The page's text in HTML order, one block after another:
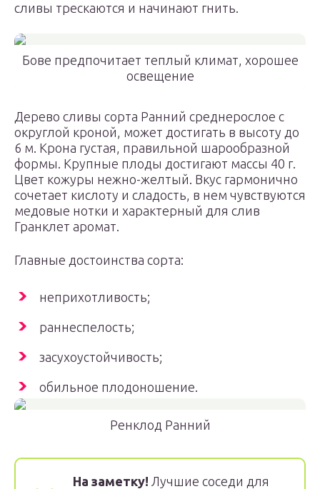
сливы трескаются и начинают гнить.
Бове предпочитает теплый климат, хорошее
освещение
Дерево сливы сорта Ранний среднерослое с
округлой кроной, может достигать в высоту до
6 м. Крона густая, правильной шарообразной
формы. Крупные плоды достигают массы 40 г.
Цвет кожуры нежно-желтый. Вкус гармонично
сочетает кислоту и сладость, в нем чувствуются
медовые нотки и характерный для слив
Гранклет аромат.
Главные достоинства сорта:
неприхотливость;
раннеспелость;
засухоустойчивость;
обильное плодоношение.
Ренклод Ранний
На заметку! Лучшие соседи для